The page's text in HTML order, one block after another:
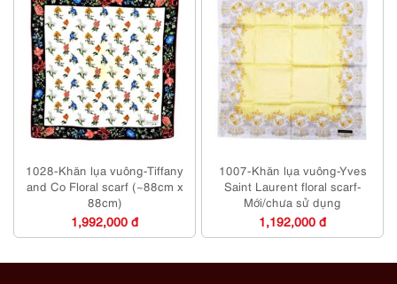
1028-Khăn lụa vuông-Tiffany
and Co Floral scarf (~88cm x
88cm)
1,992,000 đ
1007-Khăn lụa vuông-Yves
Saint Laurent floral scarf-
Mới/chưa sử dụng
1,192,000 đ